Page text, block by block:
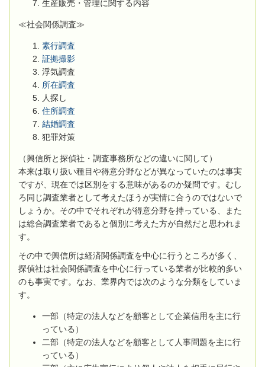
生産販売・管理に関する内容
≪社会関係調査≫
素行調査
証拠撮影
浮気調査
所在調査
人探し
住所調査
結婚調査
犯罪対策
（興信所と探偵社・調査事務所などの違いに関して）
本来は取り扱い種目や得意分野などが異なっていたのは事実
ですが、現在では区別をする意味があるのか疑問です。むし
ろ同じ調査業者として考えたほうが実情に合うのではないで
しょうか。その中でそれぞれが得意分野を持っている、また
は総合調査業者であると個別に考えた方が自然だと思われま
す。
その中で興信所は経済関係調査を中心に行うところが多く、
探偵社は社会関係調査を中心に行っている業者が比較的多い
のも事実です。なお、業界内では次のような分類をしていま
す。
一部（特定の法人などを顧客として企業信用を主に行
っている）
二部（特定の法人などを顧客として人事問題を主に行
っている）